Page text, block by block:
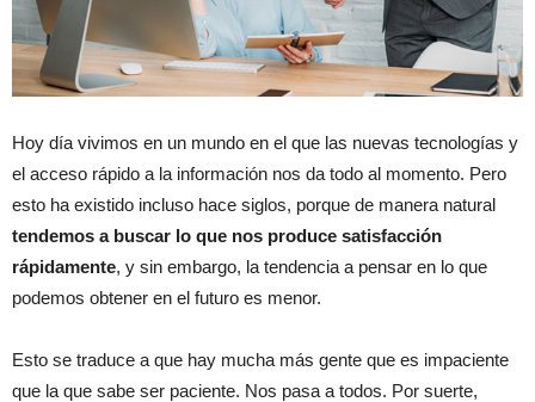
Hoy día vivimos en un mundo en el que las nuevas tecnologías y
el acceso rápido a la información nos da todo al momento. Pero
esto ha existido incluso hace siglos, porque de manera natural
tendemos a buscar lo que nos produce satisfacción
rápidamente, y sin embargo, la tendencia a pensar en lo que
podemos obtener en el futuro es menor.
Esto se traduce a que hay mucha más gente que es impaciente
que la que sabe ser paciente. Nos pasa a todos. Por suerte,